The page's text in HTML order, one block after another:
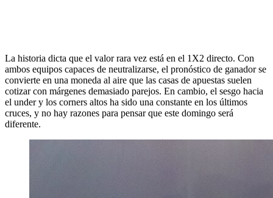
La historia dicta que el valor rara vez está en el 1X2 directo. Con
ambos equipos capaces de neutralizarse, el pronóstico de ganador se
convierte en una moneda al aire que las casas de apuestas suelen
cotizar con márgenes demasiado parejos. En cambio, el sesgo hacia
el under y los corners altos ha sido una constante en los últimos
cruces, y no hay razones para pensar que este domingo será
diferente.